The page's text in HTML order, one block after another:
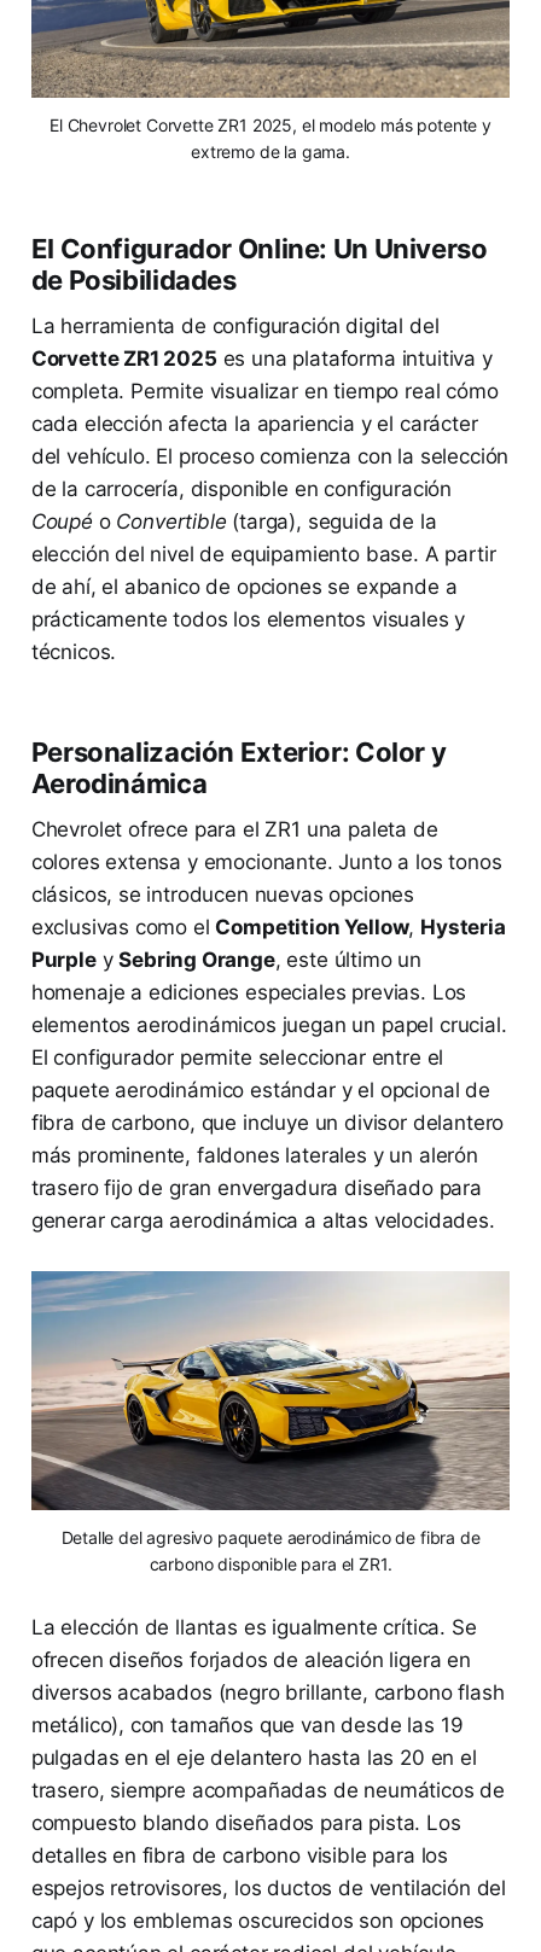
El Chevrolet Corvette ZR1 2025, el modelo más potente y
extremo de la gama.
El Configurador Online: Un Universo
de Posibilidades
La herramienta de configuración digital del
Corvette ZR1 2025 es una plataforma intuitiva y
completa. Permite visualizar en tiempo real cómo
cada elección afecta la apariencia y el carácter
del vehículo. El proceso comienza con la selección
de la carrocería, disponible en configuración
Coupé o Convertible (targa), seguida de la
elección del nivel de equipamiento base. A partir
de ahí, el abanico de opciones se expande a
prácticamente todos los elementos visuales y
técnicos.
Personalización Exterior: Color y
Aerodinámica
Chevrolet ofrece para el ZR1 una paleta de
colores extensa y emocionante. Junto a los tonos
clásicos, se introducen nuevas opciones
exclusivas como el Competition Yellow, Hysteria
PurpleySebring Orange, este último un
homenaje a ediciones especiales previas. Los
elementos aerodinámicos juegan un papel crucial.
El configurador permite seleccionar entre el
paquete aerodinámico estándar y el opcional de
fibra de carbono, que incluye un divisor delantero
más prominente, faldones laterales y un alerón
trasero fijo de gran envergadura diseñado para
generar carga aerodinámica a altas velocidades.
Detalle del agresivo paquete aerodinámico de fibra de
carbono disponible para el ZR1.
La elección de llantas es igualmente crítica. Se
ofrecen diseños forjados de aleación ligera en
diversos acabados (negro brillante, carbono flash
metálico), con tamaños que van desde las 19
pulgadas en el eje delantero hasta las 20 en el
trasero, siempre acompañadas de neumáticos de
compuesto blando diseñados para pista. Los
detalles en fibra de carbono visible para los
espejos retrovisores, los ductos de ventilación del
capó y los emblemas oscurecidos son opciones